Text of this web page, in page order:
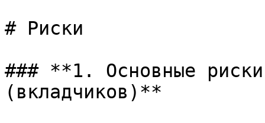
# Риски
### **1. Основные
(вкладчиков)**